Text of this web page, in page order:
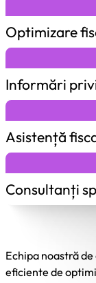
Optimizare
Informări
Asistență
Consultanți
Echipa noastră
eficiente de